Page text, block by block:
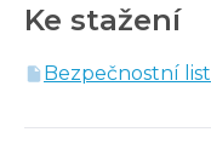
Ke stažení
Bezpečnostní list